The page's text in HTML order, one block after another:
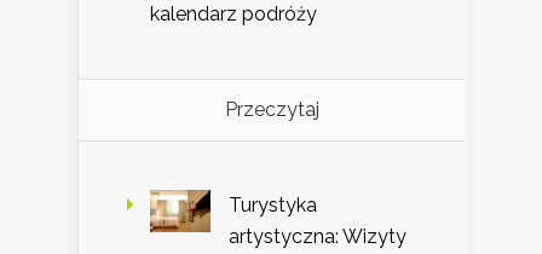
kalendarz podróży
Przeczytaj
Turystyka
artystyczna: Wizyty